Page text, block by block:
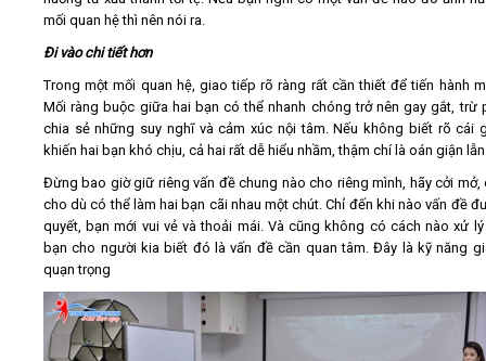
mối quan hệ thì nên nói ra.
Đi vào chi tiết hơn
Trong một mối quan hệ, giao tiếp rõ ràng rất cần thiết để tiến hành
Mối ràng buộc giữa hai bạn có thể nhanh chóng trở nên gay gắt, trừ
chia sẻ những suy nghĩ và cảm xúc nội tâm. Nếu không biết rõ cái
khiến hai bạn khó chịu, cả hai rất dễ hiểu nhầm, thậm chí là oán giận
Đừng bao giờ giữ riêng vấn đề chung nào cho riêng mình, hãy cởi mở,
cho dù có thể làm hai bạn cãi nhau một chút. Chỉ đến khi nào vấn đề
quyết, bạn mới vui vẻ và thoải mái. Và cũng không có cách nào xử
bạn cho người kia biết đó là vấn đề cần quan tâm. Đây là kỹ năng
quạn trọng